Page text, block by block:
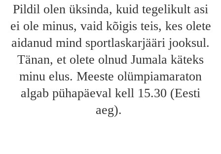
Pildil olen üksinda, kuid tegelikult asi
ei ole minus, vaid kõigis teis, kes olete
aidanud mind sportlaskarjääri jooksul.
Tänan, et olete olnud Jumala käteks
minu elus. Meeste olümpiamaraton
algab pühapäeval kell 15.30 (Eesti
aeg).